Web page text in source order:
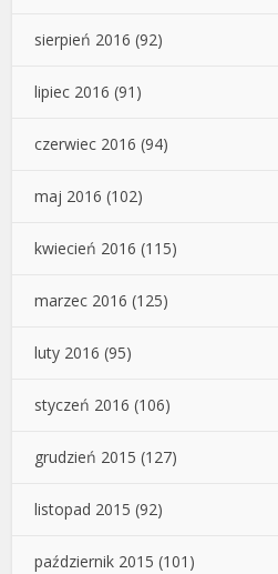
sierpień 2016 (92)
lipiec 2016 (91)
czerwiec 2016 (94)
maj 2016 (102)
kwiecień 2016 (115)
marzec 2016 (125)
luty 2016 (95)
styczeń 2016 (106)
grudzień 2015 (127)
listopad 2015 (92)
październik 2015 (101)